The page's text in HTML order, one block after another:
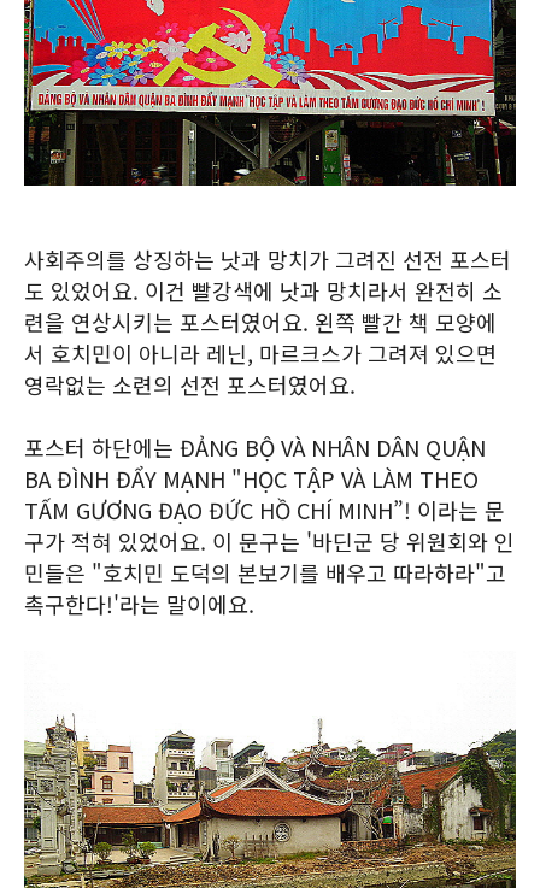
사회주의를 상징하는 낫과 망치가 그려진 선전 포스터
도 있었어요. 이건 빨강색에 낫과 망치라서 완전히 소
련을 연상시키는 포스터였어요. 왼쪽 빨간 책 모양에
서 호치민이 아니라 레닌, 마르크스가 그려져 있으면
영락없는 소련의 선전 포스터였어요.
포스터 하단에는 ĐẢNG BỘ VÀ NHÂN DÂN QUẬN
BA ĐÌNH ĐẨY MẠNH "HỌC TẬP VÀ LÀM THEO
TẤM GƯƠNG ĐẠO ĐỨC HỒ CHÍ MINH”! 이라는 문
구가 적혀 있었어요. 이 문구는 '바딘군 당 위원회와 인
민들은 "호치민 도덕의 본보기를 배우고 따라하라"고
촉구한다!'라는 말이에요.